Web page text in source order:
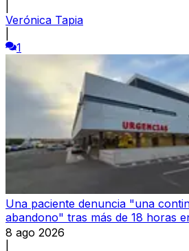
Verónica Tapia
1
Una paciente denuncia "una
abandono" tras más de 18 horas
8 ago 2026